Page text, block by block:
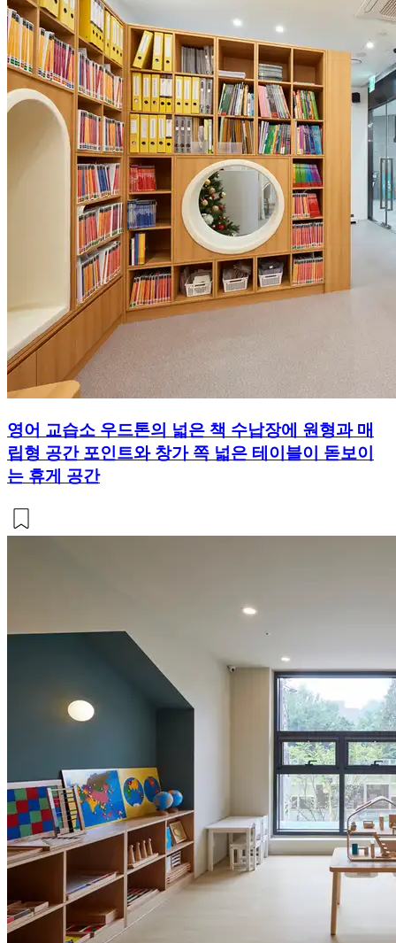
영어 교습소 우드톤의 넓은 책 수납장에 원형과 매
립형 공간 포인트와 창가 쪽 넓은 테이블이 돋보이
는 휴게 공간